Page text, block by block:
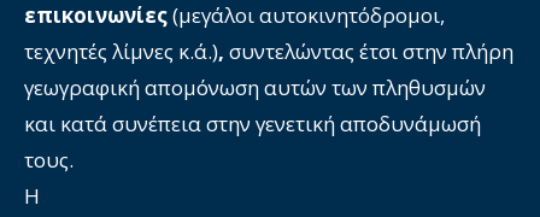
επικοινωνίες(μεγάλοι αυτοκινητόδρομοι,
τεχνητές λίμνες κ.ά.), συντελώντας έτσι στην πλήρη
γεωγραφική απομόνωση αυτών των πληθυσμών
και κατά συνέπεια στην γενετική αποδυνάμωσή
τους.
Η